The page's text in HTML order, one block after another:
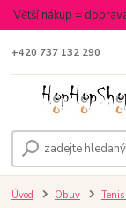
Větší nákup =
+420 737 132 290
Úvod Obuv